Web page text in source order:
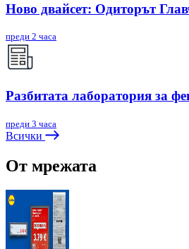
Ново двайсет: Одиторът
преди 2 часа
Разбитата лаборатория за
преди 3 часа
Всички
От мрежата